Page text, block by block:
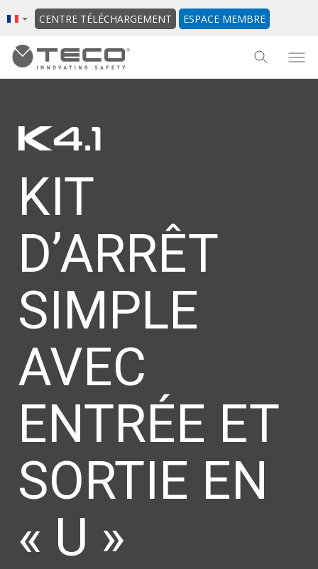
CENTRE TÉLÉCHARGEMENT ESPACE MEMBRE
KIT
D’ARRÊT
SIMPLE
AVEC
ENTRÉE ET
SORTIE EN
« U »